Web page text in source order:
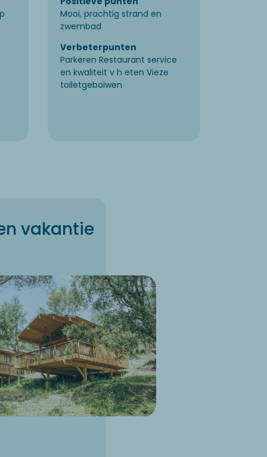
Mooi, prachtig strand en
zwembad
Verbeterpunten
Parkeren Restaurant service
en kwaliteit v h eten Vieze
toiletgeboiwen
vakantie